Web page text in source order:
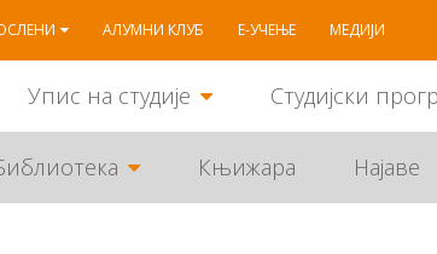
АЛУМНИ КЛУБ Е-УЧЕЊЕ МЕДИЈИ
Упис на студије Студијски
Књижара Најаве